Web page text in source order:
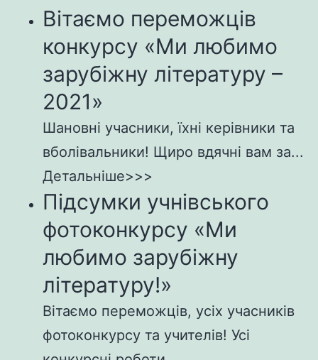
Вітаємо переможців
конкурсу «Ми любимо
зарубіжну літературу –
2021»
Шановні учасники, їхні керівники та
вболівальники! Щиро вдячні вам за...
Детальніше>>>
Підсумки учнівського
фотоконкурсу «Ми
любимо зарубіжну
літературу!»
Вітаємо переможців, усіх учасників
фотоконкурсу та учителів! Усі